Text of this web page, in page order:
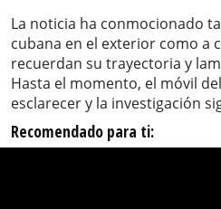
La noticia ha conmocionado
cubana en el exterior como a
recuerdan su trayectoria y
Hasta el momento, el móvil
esclarecer y la investigación
Recomendado para ti: